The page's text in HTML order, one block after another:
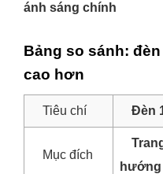
ánh sáng chính
Bảng so sánh:
cao hơn
Tiêu chí Đèn
Mục đích
hướng